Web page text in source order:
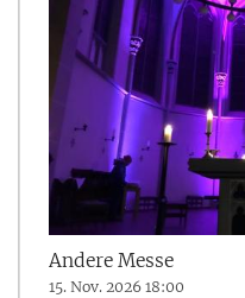
Andere Messe
15. Nov. 2026 18:00